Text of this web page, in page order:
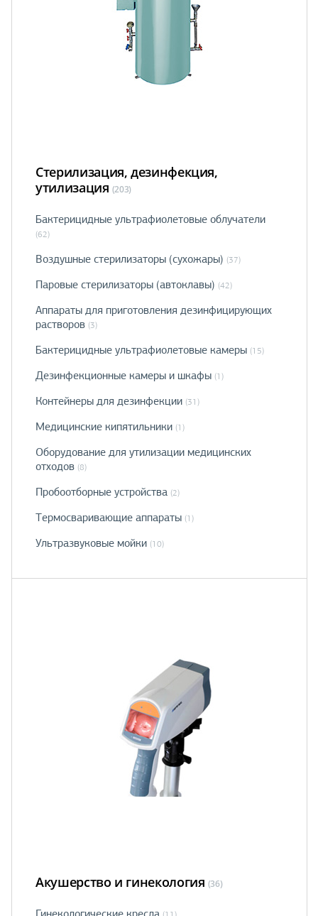
Стерилизация, дезинфекция,
утилизация (203)
Бактерицидные ультрафиолетовые облучатели
(62)
Воздушные стерилизаторы (сухожары) (37)
Паровые стерилизаторы (автоклавы) (42)
Аппараты для приготовления дезинфицирующих
растворов (3)
Бактерицидные ультрафиолетовые камеры (15)
Дезинфекционные камеры и шкафы (1)
Контейнеры для дезинфекции (31)
Медицинские кипятильники (1)
Оборудование для утилизации медицинских
отходов (8)
Пробоотборные устройства (2)
Термосваривающие аппараты (1)
Ультразвуковые мойки (10)
Акушерство и гинекология (36)